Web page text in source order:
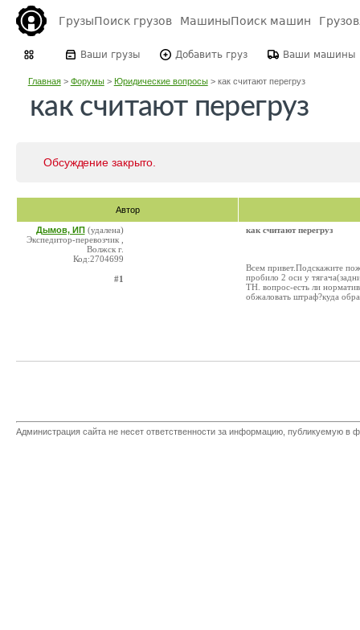
ГрузыПоиск грузов МашиныПоиск машин
Ваши грузы Добавить груз Ваши машины
Главная> Форумы> Юридические вопросы> как считают перегруз
как считают перегруз
Обсуждение закрыто.
Автор
Дымов, ИП (удалена)
Экспедитор-перевозчик ,
Волжск г.
Код:2704699
#1
как считают перегруз
Всем привет.Подскажите
пробило 2 оси у
ТН. вопрос-есть ли
обжаловать штраф?куда
Администрация сайта не несет ответственности за информацию, публикуемую